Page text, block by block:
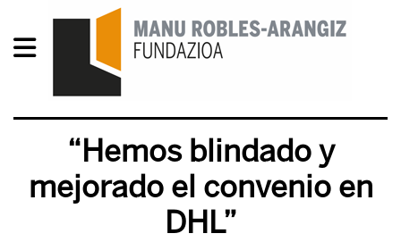
“Hemos blindado y
mejorado el convenio en
DHL”